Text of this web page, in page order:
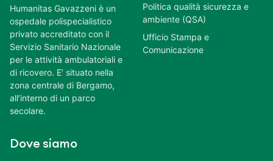
Humanitas Gavazzeni è un
ospedale polispecialistico
privato accreditato con il
Servizio Sanitario Nazionale
per le attività ambulatoriali e
di ricovero. E’ situato nella
zona centrale di Bergamo,
all’interno di un parco
secolare.
Dove siamo
Politica qualità sicurezza e
ambiente (QSA)
Ufficio Stampa e
Comunicazione